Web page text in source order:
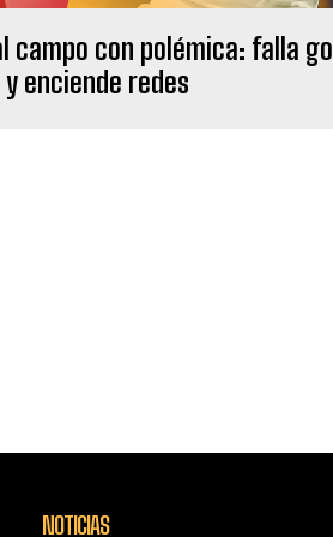
campo con polémica: falla gol
enciende redes
NOTICIAS